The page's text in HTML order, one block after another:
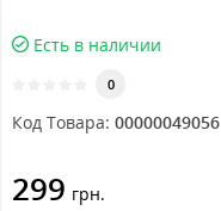
Есть в наличии
0
Код Товара: 00000049056
299 грн.